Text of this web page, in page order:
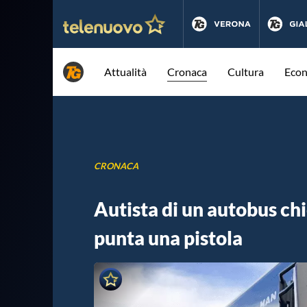
Attualità Cronaca Cultura
CRONACA
Autista di un autobus
punta una pistola